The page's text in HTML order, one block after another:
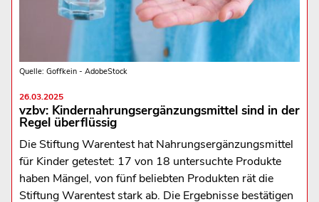
Quelle: Goffkein - AdobeStock
26.03.2025
vzbv: Kindernahrungsergänzungsmittel sind in der
Regel überflüssig
Die Stiftung Warentest hat Nahrungsergänzungsmittel
für Kinder getestet: 17 von 18 untersuchte Produkte
haben Mängel, von fünf beliebten Produkten rät die
Stiftung Warentest stark ab. Die Ergebnisse bestätigen